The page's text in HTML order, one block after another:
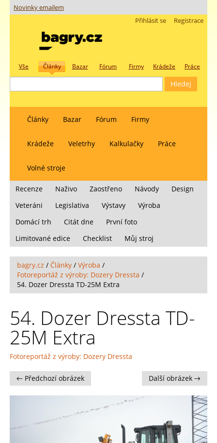
Novinky emailem
Registrace
Přihlásit se
Vše Články Bazar Fórum Firmy Krádeže Práce
Články Bazar Fórum Firmy
Krádeže Veletrhy Kalkulačky Práce
Volné stroje
Recenze Naživo Zaostřeno Návody
Design
Veteráni
Legislativa Výstavy
Výroba
Domácí trh
Citát dne
První foto
Limitované edice
Checklist Můj stroj
bagry.cz / Články / Výroba /
Fotoreportáž z výroby: Dozery Dressta /
54. Dozer Dressta TD-25M Extra
54. Dozer Dressta TD-
25M Extra
Fotoreportáž z výroby: Dozery Dressta
← Předchozí obrázek Další obrázek →